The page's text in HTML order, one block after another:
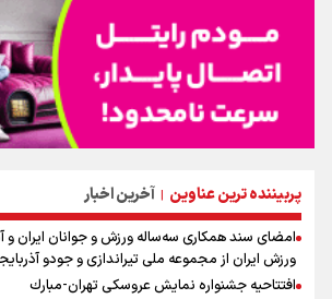
پربیننده ترین عناوین | آخرین اخبار
امضای سند همکاری سه‌ساله ورزش و جوانان ایران و
ورزش ایران از مجموعه ملی تیراندازی و جودو
افتتاحیه جشنواره نمايش عروسكى تهران-مبارك